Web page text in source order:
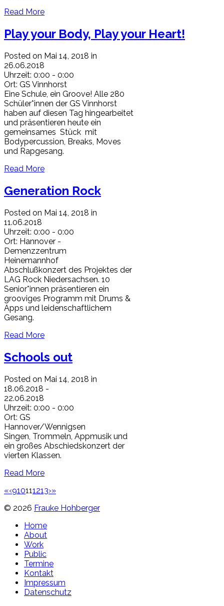
Read More
Play your Body, Play your Heart!
Posted on Mai 14, 2018 in
26.06.2018
Uhrzeit: 0:00 - 0:00
Ort: GS Vinnhorst
Eine Schule, ein Groove! Alle 280
Schüler*innen der GS Vinnhorst
haben auf diesen Tag hingearbeitet
und präsentieren heute ein
gemeinsames Stück mit
Bodypercussion, Breaks, Moves
und Rapgesang.
Read More
Generation Rock
Posted on Mai 14, 2018 in
11.06.2018
Uhrzeit: 0:00 - 0:00
Ort: Hannover -
Demenzzentrum
Heinemannhof
Abschlußkonzert des Projektes der
LAG Rock Niedersachsen. 10
Senior*innen präsentieren ein
grooviges Programm mit Drums &
Apps und leidenschaftlichem
Gesang.
Read More
Schools out
Posted on Mai 14, 2018 in
18.06.2018 -
22.06.2018
Uhrzeit: 0:00 - 0:00
Ort: GS
Hannover/Wennigsen
Singen, Trommeln, Appmusik und
ein großes Abschiedskonzert der
vierten Klassen.
Read More
«‹910111213›»
© 2026 Frauke Hohberger
Home
About
Work
Public
Termine
Kontakt
Impressum
Datenschutz